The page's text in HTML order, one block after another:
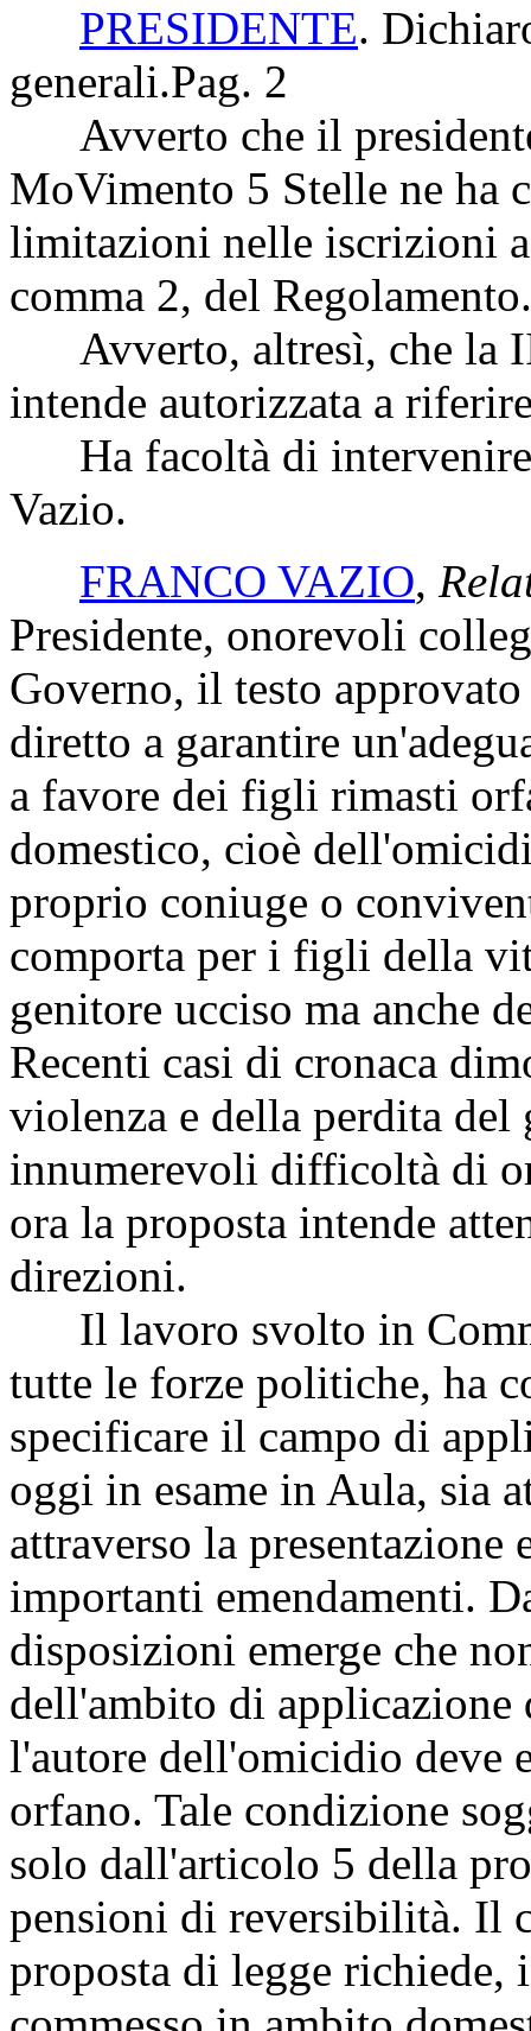
PRESIDENTE.
generali.Pag. 2
Avverto che il
MoVimento 5 Stelle ne ha
limitazioni nelle iscrizioni
comma 2, del Regolamento.
Avverto, altresì, che la
intende autorizzata a
Ha facoltà di intervenire
Vazio.
FRANCO VAZIO,
Presidente, onorevoli
Governo, il testo
diretto a garantire
a favore dei figli rimasti
domestico, cioè
proprio coniuge o
comporta per i figli della
genitore ucciso ma anche
Recenti casi di cronaca
violenza e della perdita
innumerevoli difficoltà di
ora la proposta intende
direzioni.
Il lavoro svolto in
tutte le forze politiche, ha
specificare il campo di
oggi in esame in Aula, sia
attraverso la presentazione
importanti emendamenti.
disposizioni emerge che
dell'ambito di
l'autore dell'omicidio deve
orfano. Tale condizione
solo dall'articolo 5 della
pensioni di reversibilità. Il
proposta di legge